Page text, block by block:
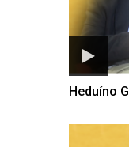
Heduíno